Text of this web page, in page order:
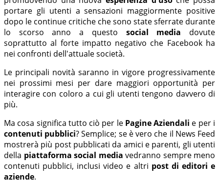
portare gli utenti a sensazioni maggiormente positive
dopo le continue critiche che sono state sferrate durante
lo scorso anno a questo social media dovute
soprattutto al forte impatto negativo che Facebook ha
nei confronti dell'attuale società.
Le principali novità saranno in vigore progressivamente
nei prossimi mesi per dare maggiori opportunità per
interagire con coloro a cui gli utenti tengono davvero di
più.
Ma cosa significa tutto ciò per le Pagine Aziendali e per i
contenuti pubblici? Semplice; se è vero che il News Feed
mostrerà più post pubblicati da amici e parenti, gli utenti
della piattaforma social media vedranno sempre meno
contenuti pubblici, inclusi video e altri post di editori e
aziende.